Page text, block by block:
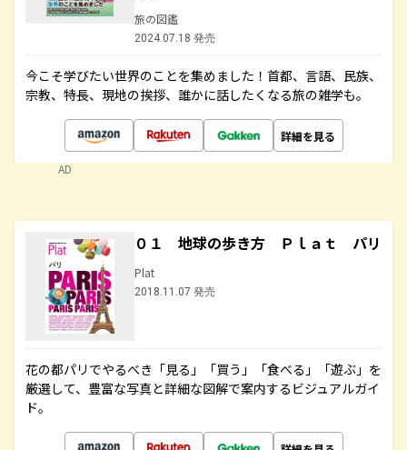
旅の図鑑
2024.07.18 発売
今こそ学びたい世界のことを集めました！首都、言語、民族、
宗教、特長、現地の挨拶、誰かに話したくなる旅の雑学も。
詳細を見る
AD
０１ 地球の歩き方 Ｐｌａｔ パリ
Plat
2018.11.07 発売
花の都パリでやるべき「見る」「買う」「食べる」「遊ぶ」を
厳選して、豊富な写真と詳細な図解で案内するビジュアルガイ
ド。